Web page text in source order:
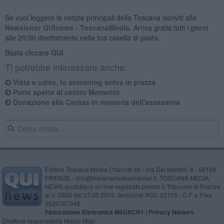
Se vuoi leggere le notizie principali della Toscana iscriviti alla
Newsletter QUInews - ToscanaMedia. Arriva gratis tutti i giorni
alle 20:00 direttamente nella tua casella di posta.
Basta cliccare QUI
Ti potrebbe interessare anche:
Vista e udito, lo screening arriva in piazza
Porte aperte al centro Memento
Donazione alla Caritas in memoria dell'assessora
Editore Toscana Media Channel srl - Via Dei Martelli, 8 - 50129
FIRENZE - info@toscanamediachannel.it. TOSCANA MEDIA
NEWS quotidiano on line registrato presso il Tribunale di Firenze
al n. 5935 del 27.09.2013. Iscrizione ROC 22105 - C.F. e P.Iva
0620787048
Fatturazione Elettronica M5UXCR1 | Privacy Nielsen
Direttore responsabile Marco Migli